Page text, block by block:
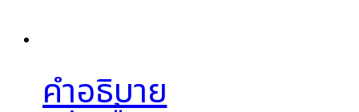
คำอธิบาย